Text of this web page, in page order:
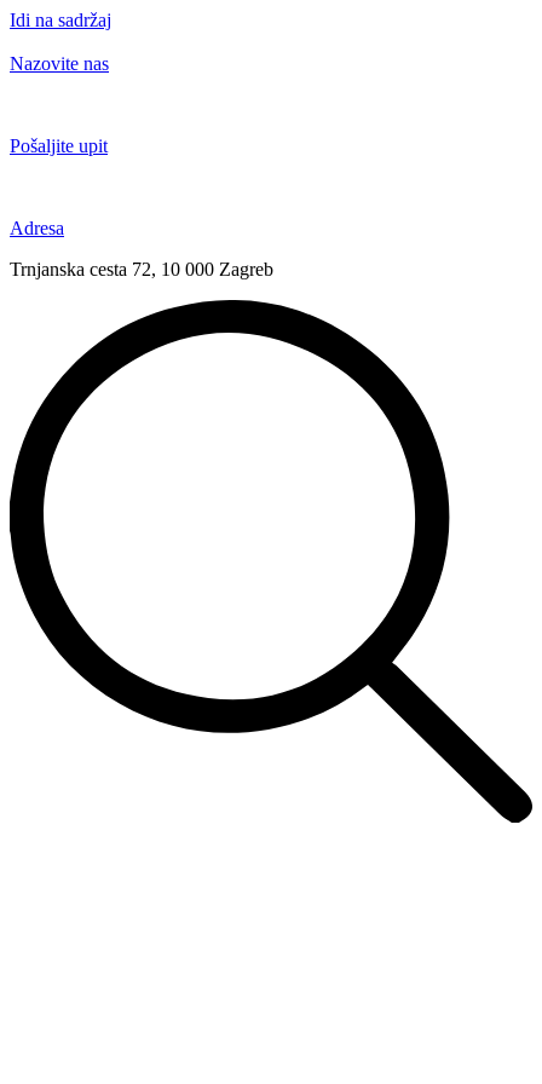
Idi na sadržaj
Nazovite nas
Pošaljite upit
Adresa
Trnjanska cesta 72, 10 000 Zagreb